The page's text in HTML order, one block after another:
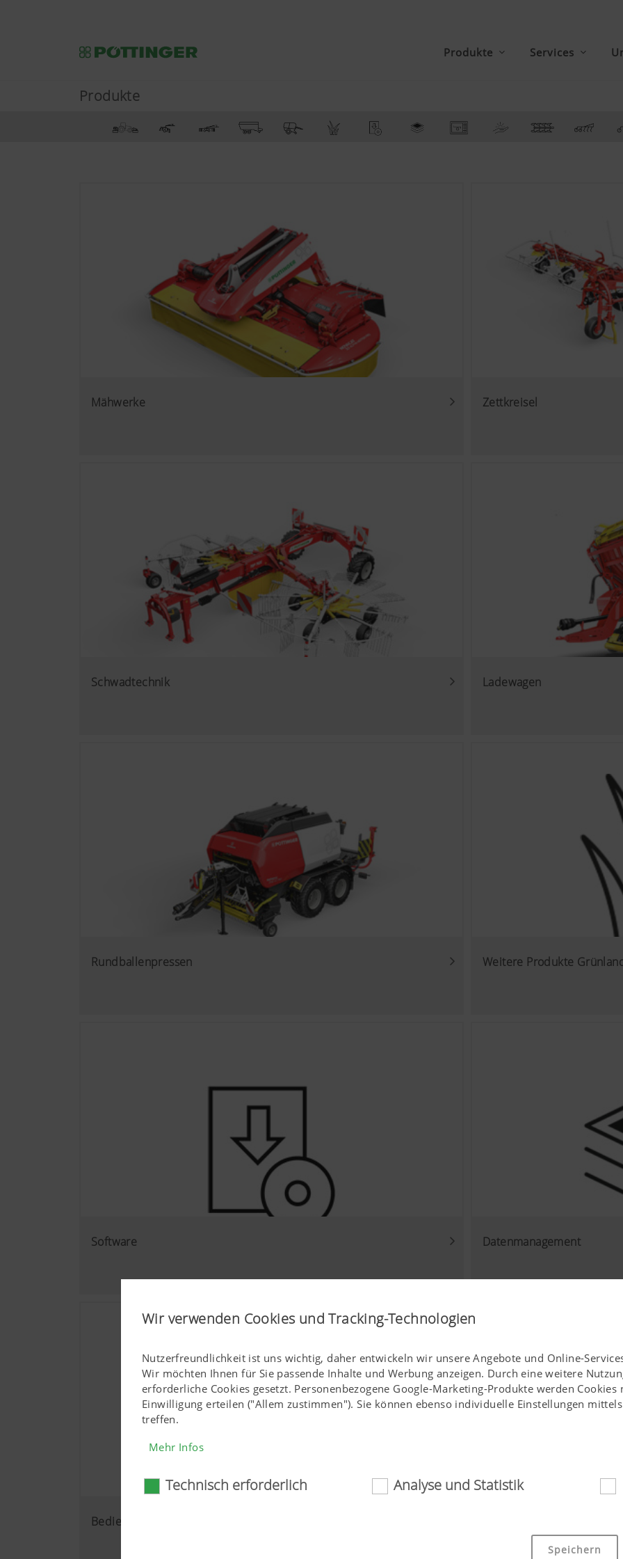
Wir verwenden Cookies und Tracking-Technologien
Nutzerfreundlichkeit ist uns wichtig, daher entwickeln wir unsere Angebote und Online-
Wir möchten Ihnen für Sie passende Inhalte und Werbung anzeigen. Durch eine weitere
erforderliche Cookies gesetzt. Personenbezogene Google-Marketing-Produkte werden Cookies
Einwilligung erteilen ("Allem zustimmen"). Sie können ebenso individuelle Einstellungen
treffen.
Gewisse Web-Technologien und Cookies tragen dazu bei, diese Webseite für Sie einfach
Mehr Infos
Technisch erforderlich Analyse und Statistik
Speichern
Produkte Services
Produkte
Mähwerke Zettkreisel
Schwadtechnik Ladewagen
Rundballenpressen Weitere Produkte
Software Datenmanagement
Bedienung